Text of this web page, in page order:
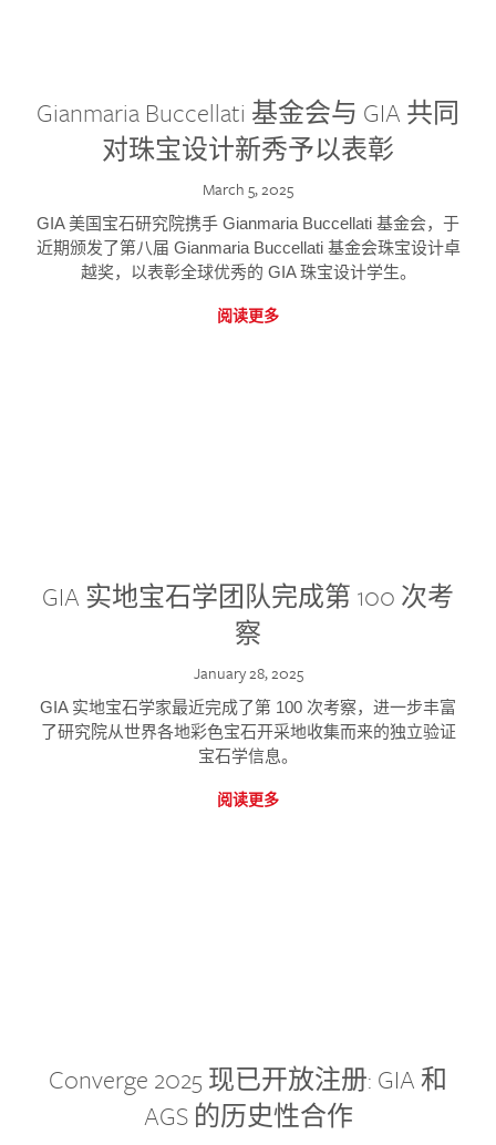
Gianmaria Buccellati 基金会与 GIA 共同
对珠宝设计新秀予以表彰
March 5, 2025
GIA 美国宝石研究院携手 Gianmaria Buccellati 基金会，于
近期颁发了第八届 Gianmaria Buccellati 基金会珠宝设计卓
越奖，以表彰全球优秀的 GIA 珠宝设计学生。
阅读更多
GIA 实地宝石学团队完成第 100 次考
察
January 28, 2025
GIA 实地宝石学家最近完成了第 100 次考察，进一步丰富
了研究院从世界各地彩色宝石开采地收集而来的独立验证
宝石学信息。
阅读更多
Converge 2025 现已开放注册: GIA 和
AGS 的历史性合作